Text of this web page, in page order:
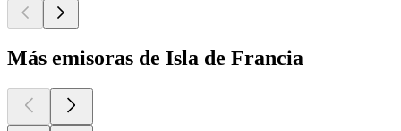
Más emisoras de Isla de Francia